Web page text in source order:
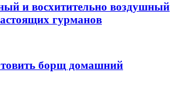
и восхитительно воздушный
гурманов
борщ домашний